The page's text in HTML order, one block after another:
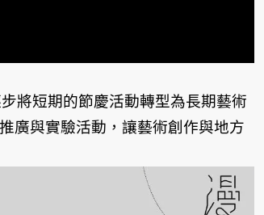
將短期的節慶活動轉型為長期藝術
廣與實驗活動，讓藝術創作與地方